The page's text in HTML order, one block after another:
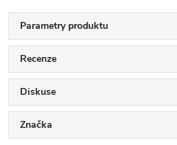
Parametry produktu
Recenze
Diskuse
Značka